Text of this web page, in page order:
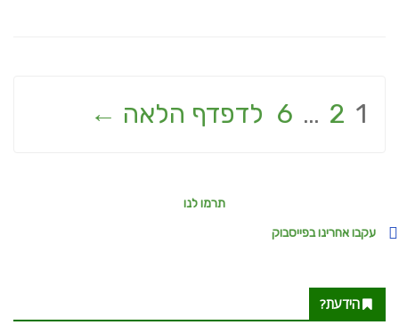
ניווט
1
2
…
6 לדפדף הלאה ←
Secondary Sidebar
תרמו לנו
עקבו אחרינו בפייסבוק
הידעת?